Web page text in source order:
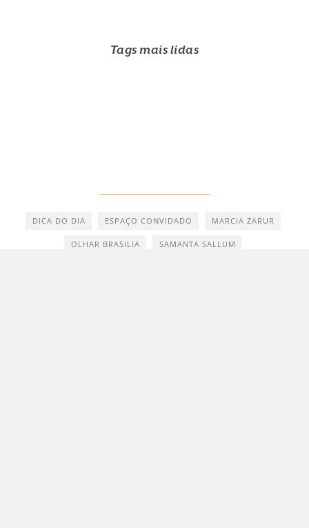
Tags mais lidas
DICA DO DIA ESPAÇO CONVIDADO MARCIA ZARUR
OLHAR BRASILIA SAMANTA SALLUM